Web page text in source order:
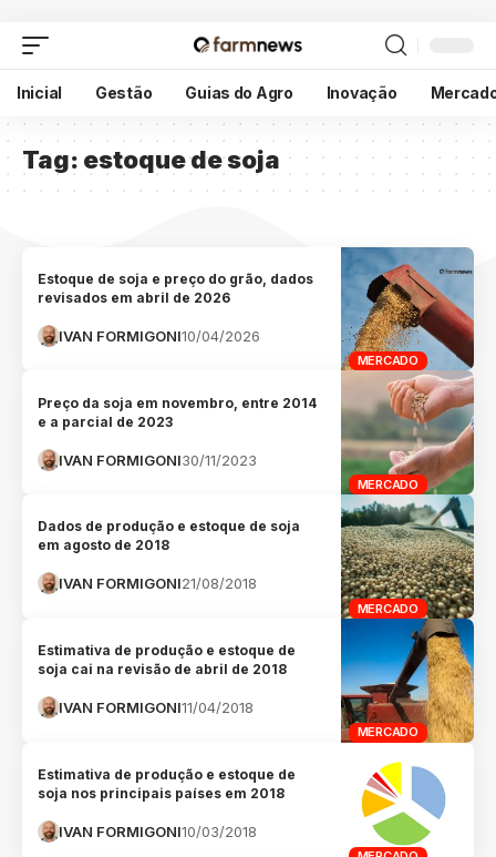
Inicial Gestão Guias do Agro Inovação
Tag: estoque de soja
MERCADO
Estoque de soja e preço do grão, dados
revisados em abril de 2026
IVAN FORMIGONI10/04/2026
MERCADO
Preço da soja em novembro, entre 2014
e a parcial de 2023
IVAN FORMIGONI30/11/2023
MERCADO
Dados de produção e estoque de soja
em agosto de 2018
IVAN FORMIGONI21/08/2018
MERCADO
Estimativa de produção e estoque de
soja cai na revisão de abril de 2018
IVAN FORMIGONI11/04/2018
Estimativa de produção e estoque de
soja nos principais países em 2018
IVAN FORMIGONI10/03/2018